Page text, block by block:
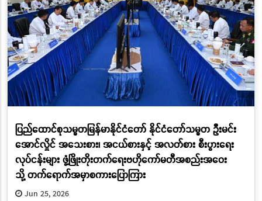
ပြည်ထောင်စုသမ္မတမြန်မာနိုင်ငံတော် နိုင်ငံတော်သမ္မတ ဦးမင်း
အောင်လှိုင် အသေးစား၊ အငယ်စားနှင့် အလတ်စား စီးပွားရေး
လုပ်ငန်းများ ဖွံ့ဖြိုးတိုးတက်ရေးဗဟိုကော်မတီအစည်းအဝေး
သို့ တက်ရောက်အမှာစကားပြောကြား
Jun 25, 2026